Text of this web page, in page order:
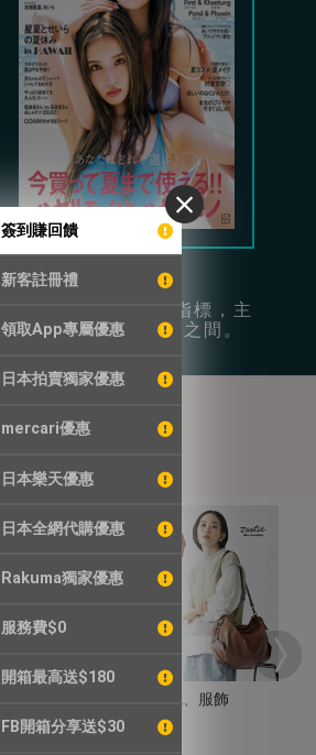
簽到賺回饋
新客註冊禮
領取App專屬優惠
日本拍賣獨家優惠
mercari優惠
日本樂天優惠
日本全網代購優惠
Rakuma獨家優惠
服務費$0
開箱最高送$180
FB開箱分享送$30
Vivi
年輕女性的流行指標，主
打可愛和成熟風之間。
包包、服飾